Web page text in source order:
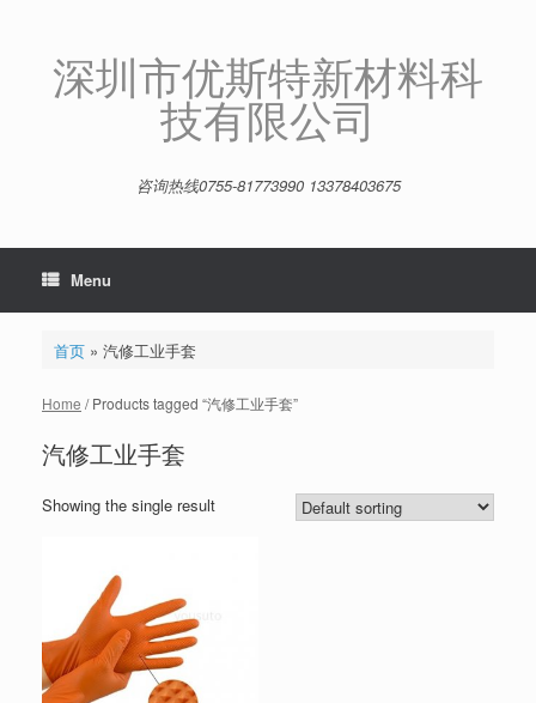
深圳市优斯特新材料科
技有限公司
咨询热线0755-81773990 13378403675
Menu
首页» 汽修工业手套
Home / Products tagged “汽修工业手套”
汽修工业手套
Showing the single result